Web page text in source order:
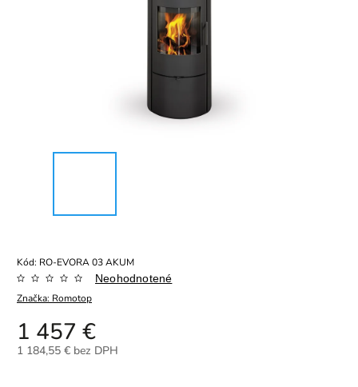
Kód: RO-EVORA 03 AKUM
Značka: Romotop
Neohodnotené
1 457 €
1 184,55 € bez DPH